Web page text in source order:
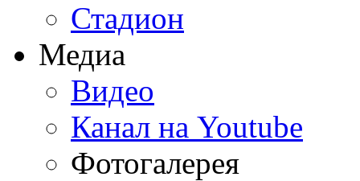
Стадион
Медиа
Видео
Канал на Youtube
Фотогалерея